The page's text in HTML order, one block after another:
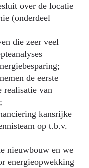
over de locatie
(onderdeel
die zeer veel
de eerste
realisatie van
kansrijke
op t.b.v.
nieuwbouw en we
energieopwekking